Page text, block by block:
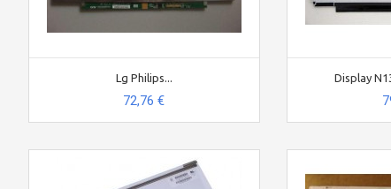
Lg Philips...
72,76 €
Display